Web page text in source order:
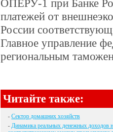
ОПЕРУ-1 при Банке
платежей от
России
Главное управление
региональным
Читайте также:
- Сектор домашних хозяйств
- Динамика реальных денежных доходов